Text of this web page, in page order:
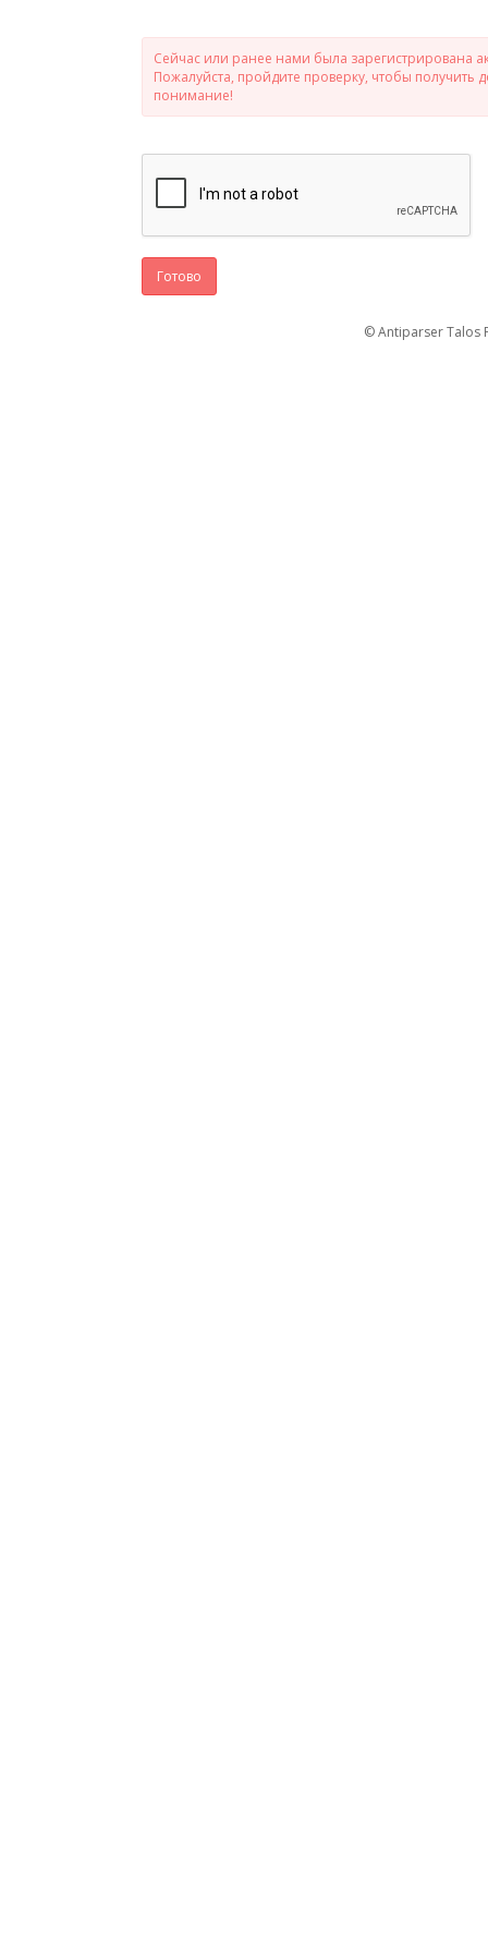
Сейчас или ранее нами была зарегистрирована
Пожалуйста, пройдите проверку, чтобы
понимание!
Готово
© Antiparser Talos